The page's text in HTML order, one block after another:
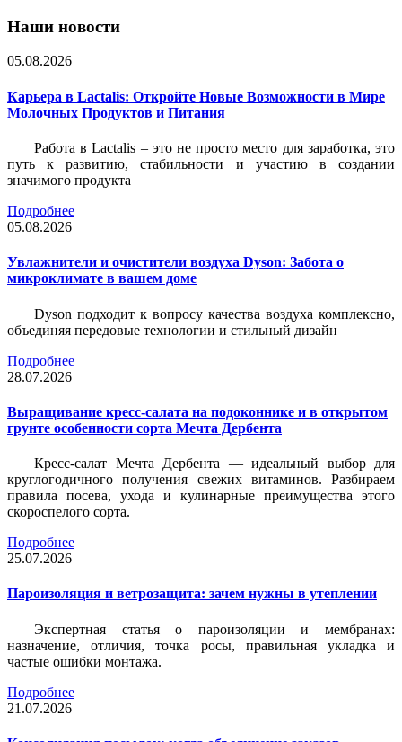
Наши новости
05.08.2026
Карьера в Lactalis: Откройте Новые Возможности в Мире
Молочных Продуктов и Питания
Работа в Lactalis – это не просто место для заработка, это
путь к развитию, стабильности и участию в создании
значимого продукта
Подробнее
05.08.2026
Увлажнители и очистители воздуха Dyson: Забота о
микроклимате в вашем доме
Dyson подходит к вопросу качества воздуха комплексно,
объединяя передовые технологии и стильный дизайн
Подробнее
28.07.2026
Выращивание кресс-салата на подоконнике и в открытом
грунте особенности сорта Мечта Дербента
Кресс-салат Мечта Дербента — идеальный выбор для
круглогодичного получения свежих витаминов. Разбираем
правила посева, ухода и кулинарные преимущества этого
скороспелого сорта.
Подробнее
25.07.2026
Пароизоляция и ветрозащита: зачем нужны в утеплении
Экспертная статья о пароизоляции и мембранах:
назначение, отличия, точка росы, правильная укладка и
частые ошибки монтажа.
Подробнее
21.07.2026